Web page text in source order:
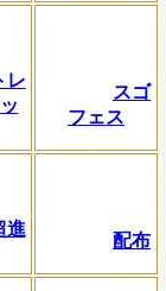
レ
スゴ
フェス
進
配布